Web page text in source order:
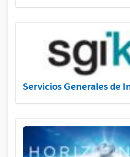
Servicios Generales de